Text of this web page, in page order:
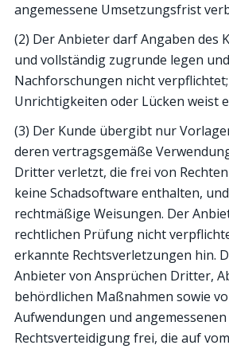
angemessene Umsetzungsfrist
(2) Der Anbieter darf Angaben des
und vollständig zugrunde legen
Nachforschungen nicht
Unrichtigkeiten oder Lücken weist
(3) Der Kunde übergibt nur
deren vertragsgemäße
Dritter verletzt, die frei von
keine Schadsoftware enthalten,
rechtmäßige Weisungen. Der
rechtlichen Prüfung nicht
erkannte Rechtsverletzungen hin.
Anbieter von Ansprüchen Dritter,
behördlichen Maßnahmen sowie
Aufwendungen und
Rechtsverteidigung frei, die auf